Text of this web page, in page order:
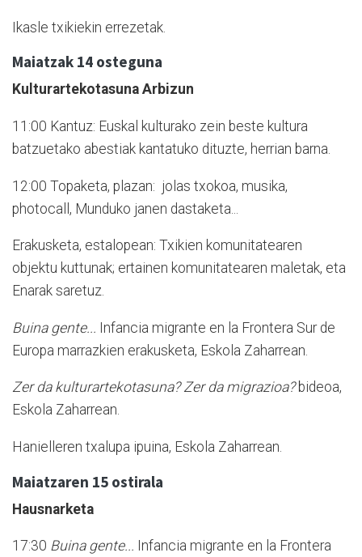
Ikasle txikiekin errezetak.
Maiatzak 14 osteguna
Kulturartekotasuna Arbizun
11:00 Kantuz: Euskal kulturako zein beste kultura
batzuetako abestiak kantatuko dituzte, herrian barna.
12:00 Topaketa, plazan: jolas txokoa, musika,
photocall, Munduko janen dastaketa...
Erakusketa, estalopean: Txikien komunitatearen
objektu kuttunak; ertainen komunitatearen maletak, eta
Enarak saretuz.
Buina gente... Infancia migrante en la Frontera Sur de
Europa marrazkien erakusketa, Eskola Zaharrean.
Zer da kulturartekotasuna? Zer da migrazioa?bideoa,
Eskola Zaharrean.
Hanielleren txalupa ipuina, Eskola Zaharrean.
Maiatzaren 15 ostirala
Hausnarketa
17:30 Buina gente... Infancia migrante en la Frontera